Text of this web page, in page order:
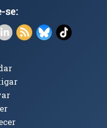
se:
janela)
janela)
(abre em nova janela)
(abre em nova janela)
LinkedIn (abre em nova
RSS (abre em nova
Bluesky (abre
TikTok